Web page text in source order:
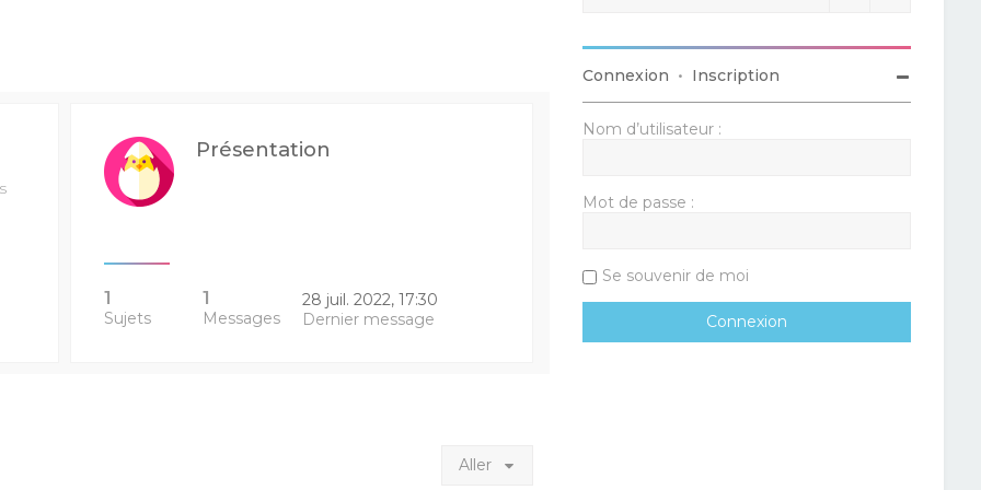
Présentation
1
Sujets
1
Messages
28 juil. 2022, 17:30
Dernier message
Aller
Connexion • Inscription
Nom d’utilisateur :
Mot de passe :
Se souvenir de moi